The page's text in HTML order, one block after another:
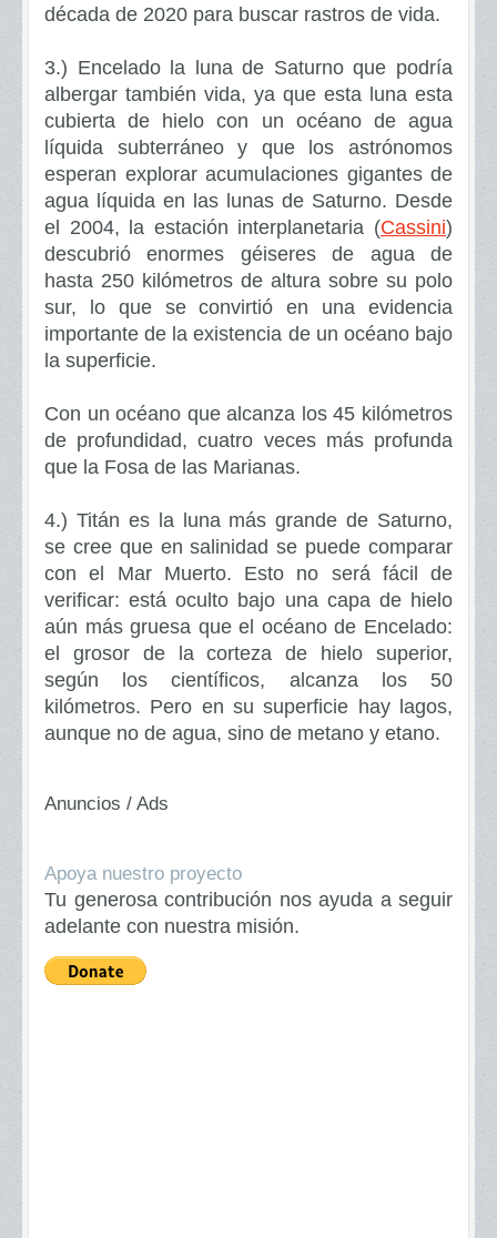
década de 2020 para buscar rastros de vida.
3.) Encelado la luna de Saturno que podría
albergar también vida, ya que esta luna esta
cubierta de hielo con un océano de agua
líquida subterráneo y que los astrónomos
esperan explorar acumulaciones gigantes de
agua líquida en las lunas de Saturno. Desde
el 2004, la estación interplanetaria (Cassini)
descubrió enormes géiseres de agua de
hasta 250 kilómetros de altura sobre su polo
sur, lo que se convirtió en una evidencia
importante de la existencia de un océano bajo
la superficie.
Con un océano que alcanza los 45 kilómetros
de profundidad, cuatro veces más profunda
que la Fosa de las Marianas.
4.) Titán es la luna más grande de Saturno,
se cree que en salinidad se puede comparar
con el Mar Muerto. Esto no será fácil de
verificar: está oculto bajo una capa de hielo
aún más gruesa que el océano de Encelado:
el grosor de la corteza de hielo superior,
según los científicos, alcanza los 50
kilómetros. Pero en su superficie hay lagos,
aunque no de agua, sino de metano y etano.
Anuncios / Ads
Apoya nuestro proyecto
Tu generosa contribución nos ayuda a seguir
adelante con nuestra misión.